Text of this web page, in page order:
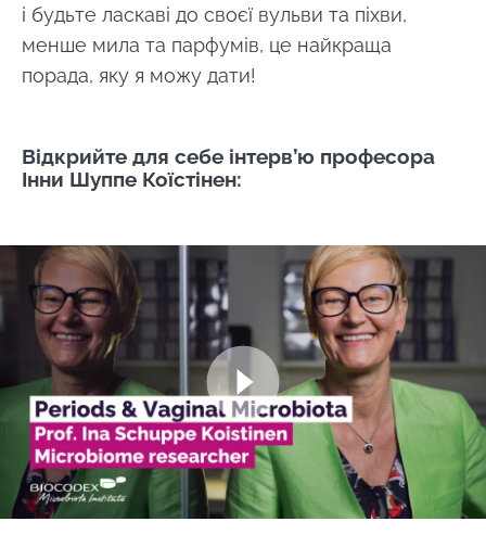
і будьте ласкаві до своєї вульви та піхви,
менше мила та парфумів, це найкраща
порада, яку я можу дати!
Відкрийте для себе інтерв’ю професора
Інни Шуппе Коїстінен: